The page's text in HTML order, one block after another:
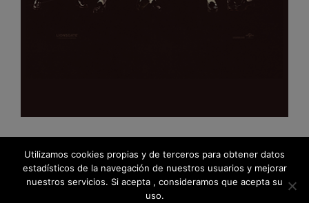
Utilizamos cookies propias y de terceros para obtener datos
estadísticos de la navegación de nuestros usuarios y mejorar
nuestros servicios. Si acepta , consideramos que acepta su
uso.